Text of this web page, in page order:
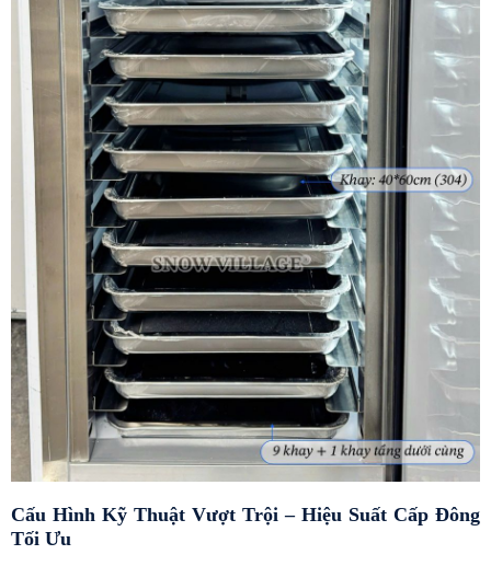
Cấu Hình Kỹ Thuật Vượt Trội – Hiệu Suất Cấp Đông
Tối Ưu